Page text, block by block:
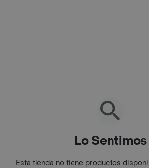
Lo Sentimos
Esta tienda no tiene productos